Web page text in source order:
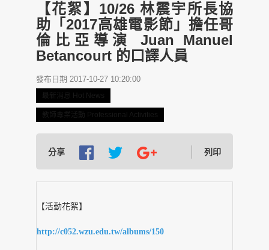
【花絮】10/26 林震宇所長協
助「2017高雄電影節」擔任哥
倫比亞導演 Juan Manuel
Betancourt 的口譯人員
發布日期 2017-10-27 10:20:00
最新消息 Hot News
教師專業活動 Professional Activities
分享 列印
【活動花絮】
http://c052.wzu.edu.tw/albums/150